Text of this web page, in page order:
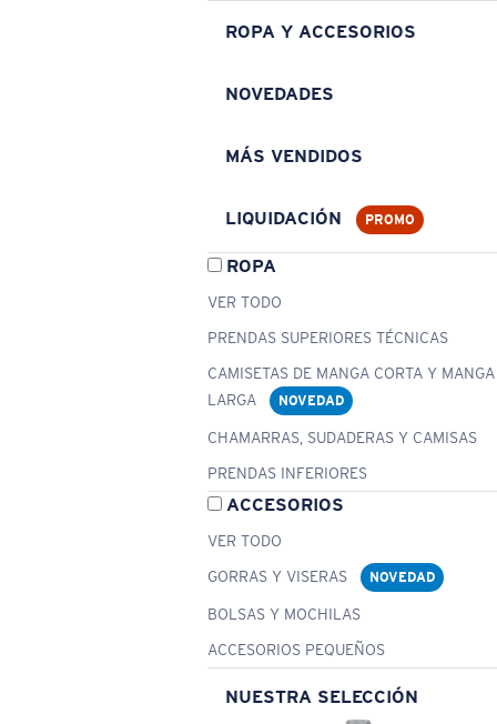
ROPA Y ACCESORIOS
NOVEDADES
MÁS VENDIDOS
LIQUIDACIÓN PROMO
ROPA
VER TODO
PRENDAS SUPERIORES TÉCNICAS
CAMISETAS DE MANGA CORTA Y MANGA
LARGA
NOVEDAD
CHAMARRAS, SUDADERAS Y CAMISAS
PRENDAS INFERIORES
ACCESORIOS
VER TODO
GORRAS Y VISERAS
NOVEDAD
BOLSAS Y MOCHILAS
ACCESORIOS PEQUEÑOS
NUESTRA SELECCIÓN